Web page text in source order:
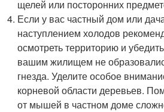
щелей или посторонних
Если у вас частный дом или
наступлением холодов
осмотреть территорию и
вашим жилищем не
гнезда. Уделите особое
корневой области деревьев.
от мышей в частном доме